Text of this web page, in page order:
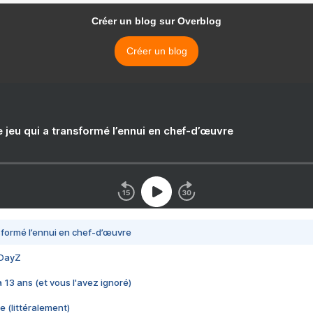
Créer un blog sur Overblog
Créer un blog
jeu qui a transformé l’ennui en chef-d’œuvre
l’ennui en chef-d’œuvre
13 ans (et vous l'avez ignoré)
(littéralement)